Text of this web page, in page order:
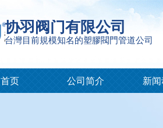
首页 公司简介 新
协羽阀门有限公司
台灣目前規模知名的塑膠閥門管道公司